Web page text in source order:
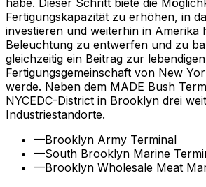
Fertigungskapazität zu erhöhen, in
investieren und weiterhin in Amerika
Beleuchtung zu entwerfen und zu
gleichzeitig ein Beitrag zur lebendigen
Fertigungsgemeinschaft von New
werde. Neben dem MADE Bush
NYCEDC-District in Brooklyn drei
Industriestandorte.
—Brooklyn Army Terminal
—South Brooklyn Marine
—Brooklyn Wholesale Meat